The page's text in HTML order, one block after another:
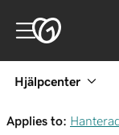
Hjälpcenter
Applies to: